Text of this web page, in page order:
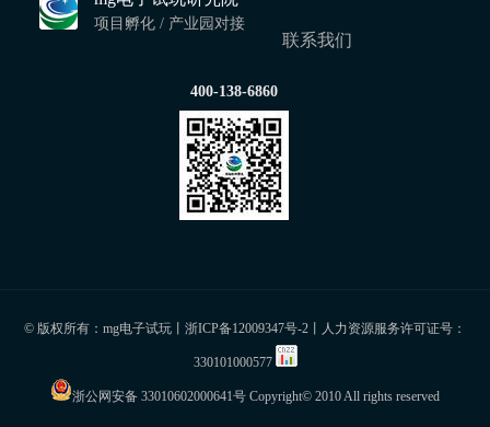
项目孵化 / 产业园对接
联系我们
400-138-6860
© 版权所有：mg电子试玩丨 浙ICP备12009347号-2 丨人力资源服务许可证号：
330101000577
浙公网安备 33010602000641号 Copyright© 2010 All rights reserved